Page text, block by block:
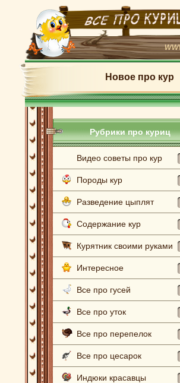
Новое про кур
Рубрики про куриц
Видео советы про кур
Породы кур
Разведение цыплят
Содержание кур
Курятник своими руками
Интересное
Все про гусей
Все про уток
Все про перепелок
Все про цесарок
Индюки красавцы